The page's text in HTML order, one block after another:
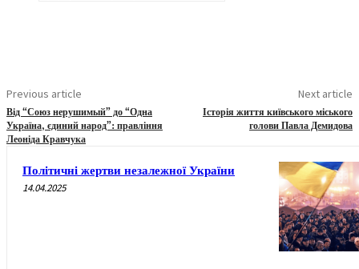
Previous article
Від “Союз нерушимый” до “Одна
Україна, єдиний народ”: правління
Леоніда Кравчука
Next article
Історія життя київського міського
голови Павла Демидова
Політичні жертви незалежної України
14.04.2025